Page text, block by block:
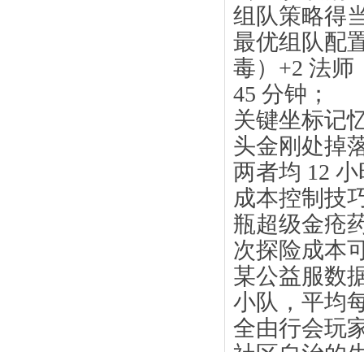
组队策略得
最优组队配
毒）+2 法师
45 分钟；
关键坐标记
头金刚处掉
两者均 12
成本控制技
瓶超级金疮
次探险成本
某公益服数
小队，平均
全由行会玩